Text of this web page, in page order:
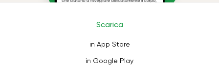
Scarica
in App Store
in Google Play